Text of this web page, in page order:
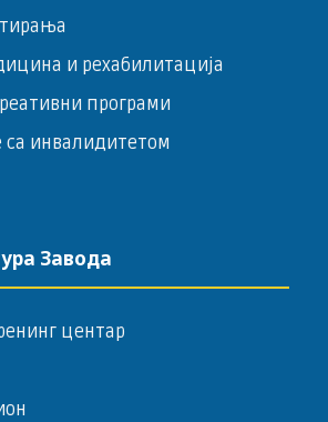
и рехабилитација
програми
са инвалидитетом
Завода
центар